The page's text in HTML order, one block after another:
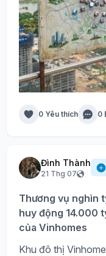
0 Yêu thích 0
Đình Thành
21 Thg 07
Thương vụ nghìn
huy động 14.000
của Vinhomes
Khu đô thị